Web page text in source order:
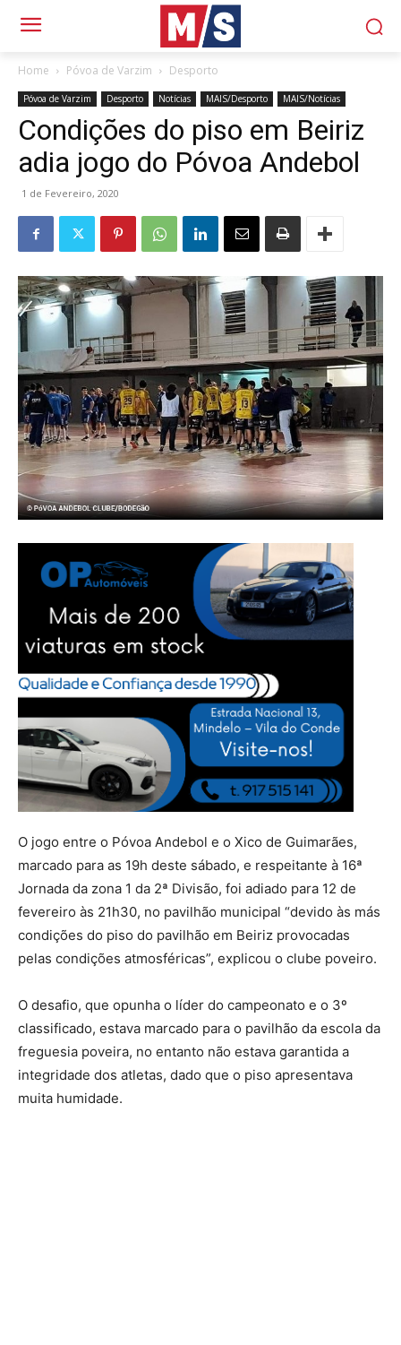
Home Póvoa de Varzim Desporto
Póvoa de Varzim Desporto Notícias MAIS/Desporto MAIS/Notícias
Condições do piso em Beiriz
adia jogo do Póvoa Andebol
1 de Fevereiro, 2020
O jogo entre o Póvoa Andebol e o Xico de Guimarães,
marcado para as 19h deste sábado, e respeitante à 16ª
Jornada da zona 1 da 2ª Divisão, foi adiado para 12 de
fevereiro às 21h30, no pavilhão municipal “devido às más
condições do piso do pavilhão em Beiriz provocadas
pelas condições atmosféricas”, explicou o clube poveiro.
O desafio, que opunha o líder do campeonato e o 3º
classificado, estava marcado para o pavilhão da escola da
freguesia poveira, no entanto não estava garantida a
integridade dos atletas, dado que o piso apresentava
muita humidade.